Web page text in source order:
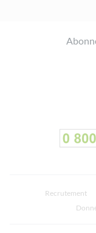
Recrutement